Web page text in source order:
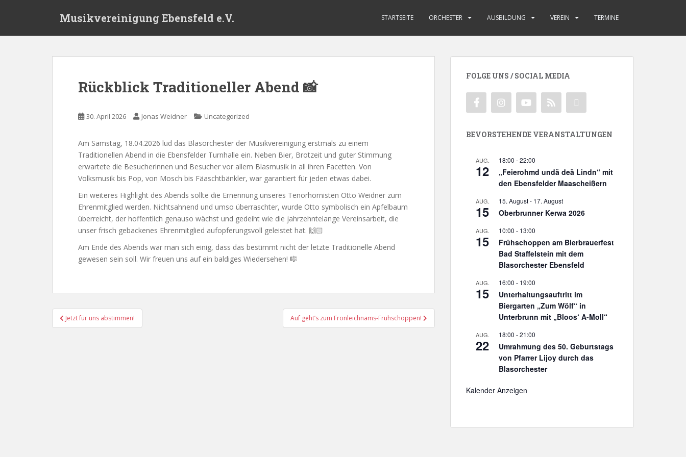
Musikvereinigung Ebensfeld e.V. STARTSEITE ORCHESTER AUSBILDUNG VEREIN TERMINE
Rückblick Traditioneller Abend 📸
30. April 2026 Jonas Weidner Uncategorized
Am Samstag, 18.04.2026 lud das Blasorchester der Musikvereinigung erstmals zu einem
Traditionellen Abend in die Ebensfelder Turnhalle ein. Neben Bier, Brotzeit und guter Stimmung
erwartete die Besucherinnen und Besucher vor allem Blasmusik in all ihren Facetten. Von
Volksmusik bis Pop, von Mosch bis Fäaschtbänkler, war garantiert für jeden etwas dabei.
Ein weiteres Highlight des Abends sollte die Ernennung unseres Tenorhornisten Otto Weidner zum
Ehrenmitglied werden. Nichtsahnend und umso überraschter, wurde Otto symbolisch ein Apfelbaum
überreicht, der hoffentlich genauso wächst und gedeiht wie die jahrzehntelange Vereinsarbeit, die
unser frisch gebackenes Ehrenmitglied aufopferungsvoll geleistet hat. 🙌🏻
Am Ende des Abends war man sich einig, dass das bestimmt nicht der letzte Traditionelle Abend
gewesen sein soll. Wir freuen uns auf ein baldiges Wiedersehen! 🎼
Beitragsnavigation
Jetzt für uns abstimmen! Auf geht’s zum Fronleichnams-Frühschoppen!
FOLGE UNS / SOCIAL MEDIA
BEVORSTEHENDE VERANSTALTUNGEN
AUG.
12
18:00 -22:00
„Feierohmd undä deä Lindn“ mit
den Ebensfelder Maascheißern
AUG.
15
15. August- 17. August
Oberbrunner Kerwa 2026
AUG.
15
10:00 - 13:00
Frühschoppen am Bierbrauerfest
Bad Staffelstein mit dem
Blasorchester Ebensfeld
AUG.
15
16:00 - 19:00
Unterhaltungsauftritt im
Biergarten „Zum Wölf“ in
Unterbrunn mit „Bloos‘ A-Moll“
AUG.
22
18:00 -21:00
Umrahmung des 50. Geburtstags
von Pfarrer Lijoy durch das
Blasorchester
Kalender Anzeigen